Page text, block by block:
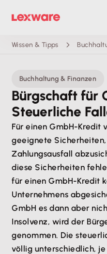
Wissen & Tipps
Buchhaltung & Finanzen
Bürgschaft für
Steuerliche
Für einen GmbH-Kredit
geeignete
Zahlungsausfall
diese Sicherheiten
für einen GmbH-Kredit
Unternehmens
GmbH es dann aber
Insolvenz, wird der
genommen. Die
völlig unterschiedlich,